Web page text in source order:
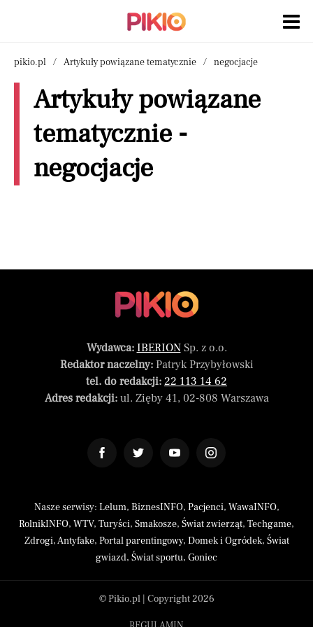
pikio.pl Artykuły powiązane tematycznie negocjacje
Artykuły powiązane
tematycznie -
negocjacje
Wydawca: IBERIONSp. z o.o.
Redaktor naczelny:Patryk Przybyłowski
tel. do redakcji: 22 113 14 62
Adres redakcji:ul. Zięby 41, 02-808 Warszawa
Nasze serwisy: Lelum, BiznesINFO, Pacjenci, WawaINFO,
RolnikINFO, WTV, Turyści, Smakosze, Świat zwierząt, Techgame,
Zdrogi,Antyfake, Portal parentingowy, Domek i Ogródek, Świat
gwiazd, Świat sportu, Goniec
© Pikio.pl | Copyright 2026